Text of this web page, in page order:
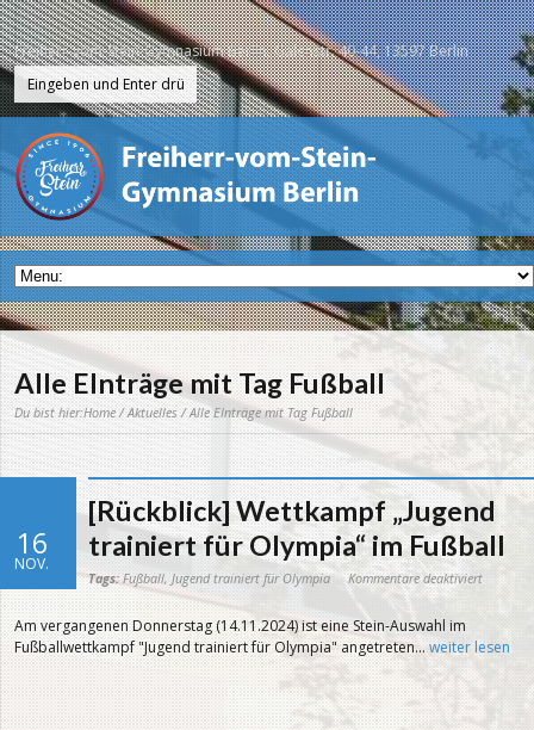
Freiherr-vom-Stein-Gymnasium Berlin, Galenstr. 40-44, 13597 Berlin
Alle EInträge mit Tag Fußball
Du bist hier:Home/Aktuelles / Alle EInträge mit Tag Fußball
16
NOV.
[Rückblick] Wettkampf „Jugend
trainiert für Olympia“ im Fußball
Tags:Fußball, Jugend trainiert für Olympia Kommentare deaktiviertfür
„Jugend
trainiert
Olympia“
im
Am vergangenen Donnerstag (14.11.2024) ist eine Stein-Auswahl im
Fußballwettkampf "Jugend trainiert für Olympia" angetreten...weiter lesen